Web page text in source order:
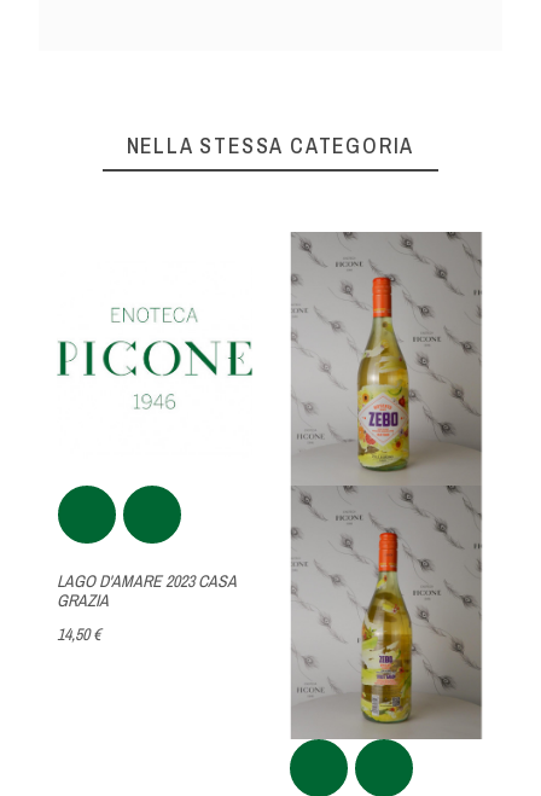
NELLA STESSA CATEGORIA
LAGO D'AMARE 2023 CASA
GRAZIA
14,50 €